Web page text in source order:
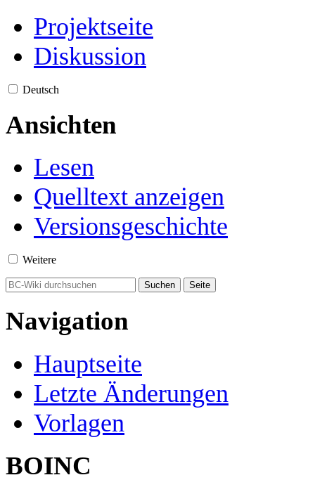
Projektseite
Diskussion
Deutsch
Ansichten
Lesen
Quelltext anzeigen
Versionsgeschichte
Weitere
Navigation
Hauptseite
Letzte Änderungen
Vorlagen
BOINC